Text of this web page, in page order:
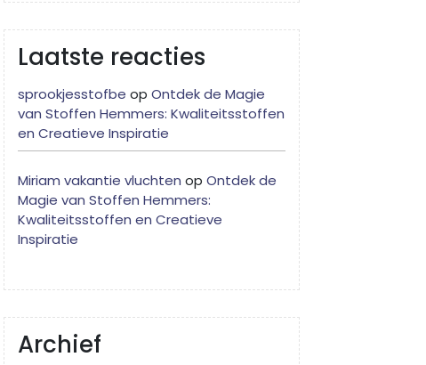
Laatste reacties
sprookjesstofbe op Ontdek de Magie
van Stoffen Hemmers: Kwaliteitsstoffen
en Creatieve Inspiratie
Miriam vakantie vluchten op Ontdek de
Magie van Stoffen Hemmers:
Kwaliteitsstoffen en Creatieve
Inspiratie
Archief